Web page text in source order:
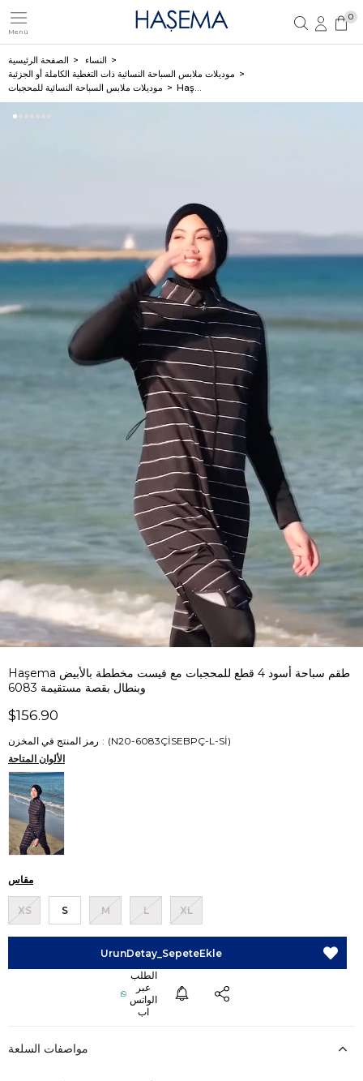
Menü
تسجيل دخول العضو
0
الصفحة الرئيسية
النساء
موديلات ملابس السباحة النسائية ذات التغطية الكاملة أو الجزئية
موديلات ملابس السباحة النسائية للمحجبات
Haşema طقم سباحة أسود 4 قطع للمحجبات مع فيست مخططة بالأبيض وبنطال بقصة مستقيمة 6083
Haşema طقم سباحة أسود 4 قطع للمحجبات مع فيست مخططة بالأبيض
وبنطال بقصة مستقيمة 6083
$156.90
رمز المنتج في المخزن
(N20-6083ÇİSEBPÇ-L-Sİ)
الألوان المتاحة
مقاس
XS S M L XL
مواصفات السلعة